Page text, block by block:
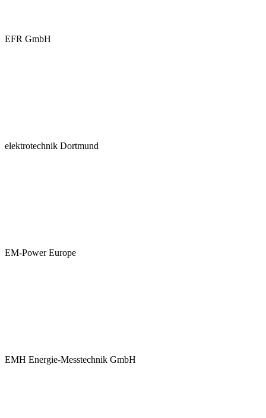
EFR GmbH
elektrotechnik Dortmund
EM-Power Europe
EMH Energie-Messtechnik GmbH